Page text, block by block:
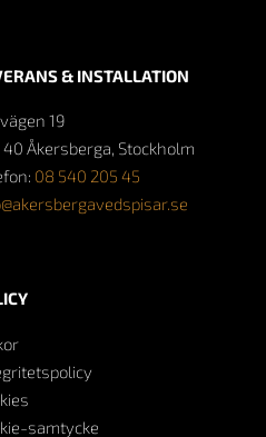
& INSTALLATION
19
40 Åkersberga, Stockholm
08 540 205 45
samtycke